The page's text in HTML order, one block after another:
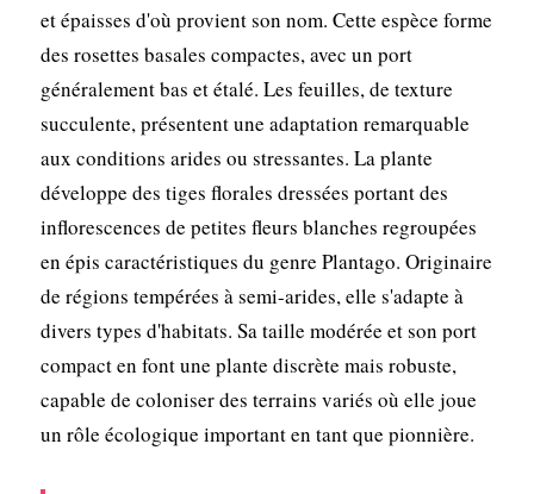
et épaisses d'où provient son nom. Cette espèce forme
des rosettes basales compactes, avec un port
généralement bas et étalé. Les feuilles, de texture
succulente, présentent une adaptation remarquable
aux conditions arides ou stressantes. La plante
développe des tiges florales dressées portant des
inflorescences de petites fleurs blanches regroupées
en épis caractéristiques du genre Plantago. Originaire
de régions tempérées à semi-arides, elle s'adapte à
divers types d'habitats. Sa taille modérée et son port
compact en font une plante discrète mais robuste,
capable de coloniser des terrains variés où elle joue
un rôle écologique important en tant que pionnière.